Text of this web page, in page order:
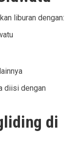
liburan dengan:
diisi dengan
di